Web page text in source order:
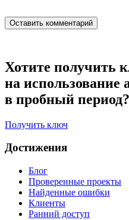
Хотите получить
на использование
в пробный период?
Получить ключ
Достижения
Блог
Проверенные проекты
Найденные ошибки
Клиенты
Ранний доступ